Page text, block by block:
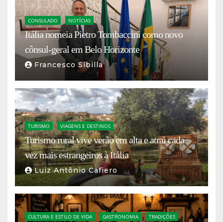
CONSULADO NOTÍCIAS
Itália nomeia Pietro Tombaccini como novo
cônsul-geral em Belo Horizonte
Francesco Sibilla
TURISMO VIAGENS E DESTINOS
Turismo rural vive verão em alta e atrai cada
vez mais estrangeiros à Itália
Luiz Antônio Cafiero
CULTURA E ESTILO DE VIDA GASTRONOMIA TRADIÇÕES